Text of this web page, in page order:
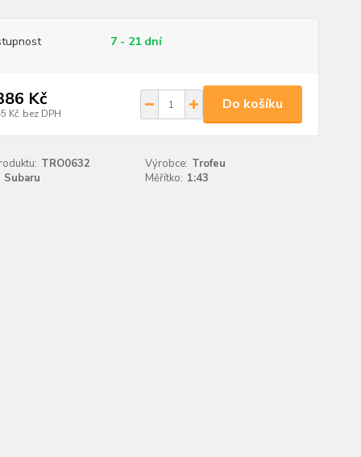
7 - 21 dní
Kč
Kč bez DPH
Do košíku
TRO0632 Výrobce: Trofeu
Subaru
Měřítko: 1:43